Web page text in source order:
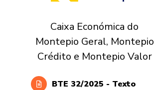
Caixa Económica do
Montepio Geral, Montepio
Crédito e Montepio Valor
BTE 32/2025 - Texto